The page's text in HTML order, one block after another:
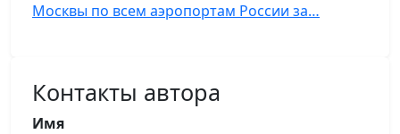
Москвы по всем аэропортам России за…
Контакты автора
Имя